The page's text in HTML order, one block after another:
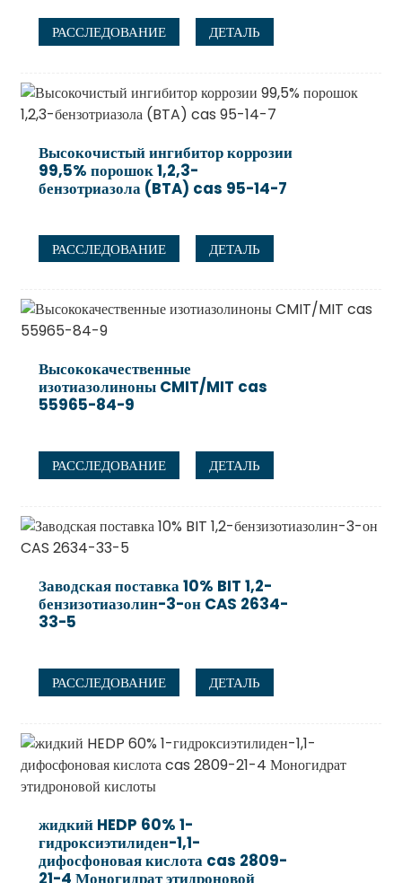
РАССЛЕДОВАНИЕ ДЕТАЛЬ
Высокочистый ингибитор коррозии
99,5% порошок 1,2,3-
бензотриазола (BTA) cas 95-14-7
РАССЛЕДОВАНИЕ ДЕТАЛЬ
Высококачественные
изотиазолиноны CMIT/MIT cas
55965-84-9
РАССЛЕДОВАНИЕ ДЕТАЛЬ
Заводская поставка 10% BIT 1,2-
бензизотиазолин-3-он CAS 2634-
33-5
РАССЛЕДОВАНИЕ ДЕТАЛЬ
жидкий HEDP 60% 1-
гидроксиэтилиден-1,1-
дифосфоновая кислота cas 2809-
21-4 Моногидрат этидроновой